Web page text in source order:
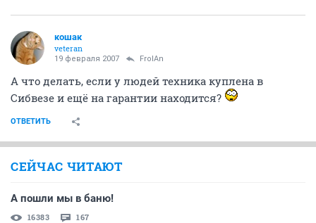
кошак
veteran
19 февраля 2007 FrolAn
А что делать, если у людей техника куплена в
Сибвезе и ещё на гарантии находится?
ОТВЕТИТЬ
СЕЙЧАС ЧИТАЮТ
А пошли мы в баню!
16383 167